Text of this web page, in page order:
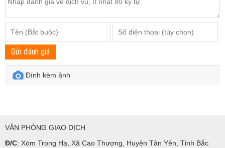
Gửi đánh giá
Đính kèm ảnh
VĂN PHÒNG GIAO DỊCH
Đ/C: Xóm Trong Hạ, Xã Cao Thượng, Huyện Tân Yên, Tỉnh Bắc